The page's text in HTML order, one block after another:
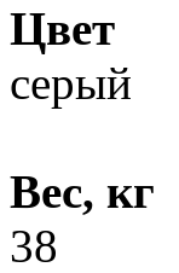
Цвет
серый
Вес, кг
38